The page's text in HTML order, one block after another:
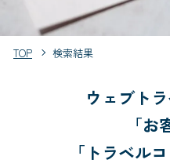
TOP 検索結果
ウェブト
「お
「トラベル